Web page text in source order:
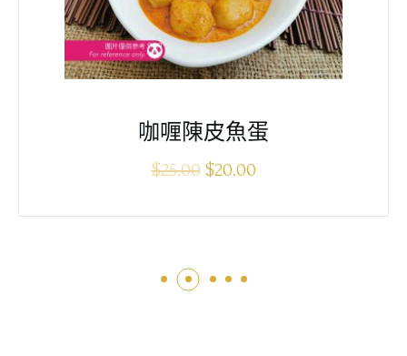
咖喱陳皮魚蛋
$25.00 $20.00